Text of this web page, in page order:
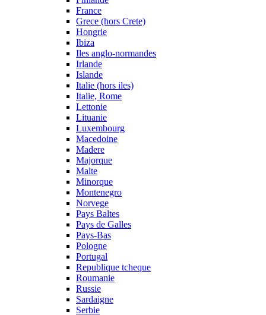
France
Grece (hors Crete)
Hongrie
Ibiza
Iles anglo-normandes
Irlande
Islande
Italie (hors iles)
Italie, Rome
Lettonie
Lituanie
Luxembourg
Macedoine
Madere
Majorque
Malte
Minorque
Montenegro
Norvege
Pays Baltes
Pays de Galles
Pays-Bas
Pologne
Portugal
Republique tcheque
Roumanie
Russie
Sardaigne
Serbie